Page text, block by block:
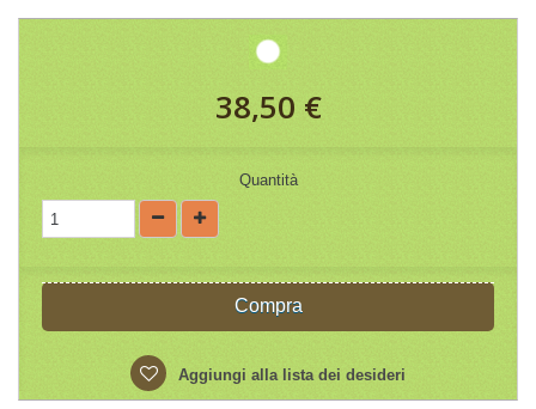
38,50 €
Quantità
Compra
Aggiungi alla lista dei desideri